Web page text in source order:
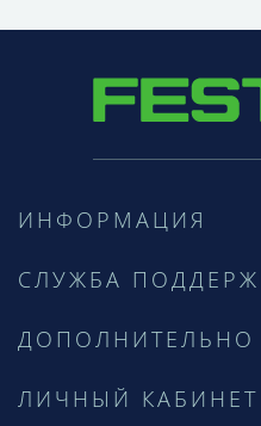
ИНФОРМАЦИЯ
СЛУЖБА
ДОПОЛНИТЕЛЬНО
ЛИЧНЫЙ КАБИНЕТ